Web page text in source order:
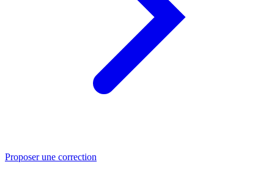
Proposer une correction